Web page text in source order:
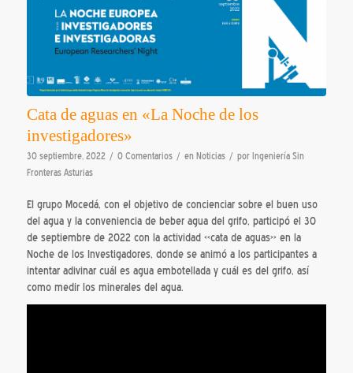
Cata de aguas en «La Noche de los
investigadores»
30 septiembre, 2022 / 0 Comentarios / en Noticias / por Ingeniería Sin
Fronteras Asturias
El grupo Mocedá, con el objetivo de concienciar sobre el buen uso
del agua y la conveniencia de beber agua del grifo, participó el 30
de septiembre de 2022 con la actividad «cata de aguas» en la
Noche de los Investigadores, donde se animó a los participantes a
intentar adivinar cuál es agua embotellada y cuál es del grifo, así
como medir los minerales del agua.